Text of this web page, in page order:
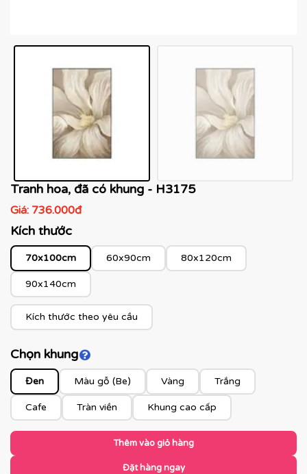
Tranh hoa, đã có khung - H3175
Giá: 736.000đ
Kích thước
70x100cm 60x90cm 80x120cm
90x140cm
Kích thước theo yêu cầu
Chọn khungClick để xem màu khung
Đen Màu gỗ (Be) Vàng Trắng
Cafe Tràn viền Khung cao cấp
Thêm vào giỏ hàng
Đặt hàng ngay